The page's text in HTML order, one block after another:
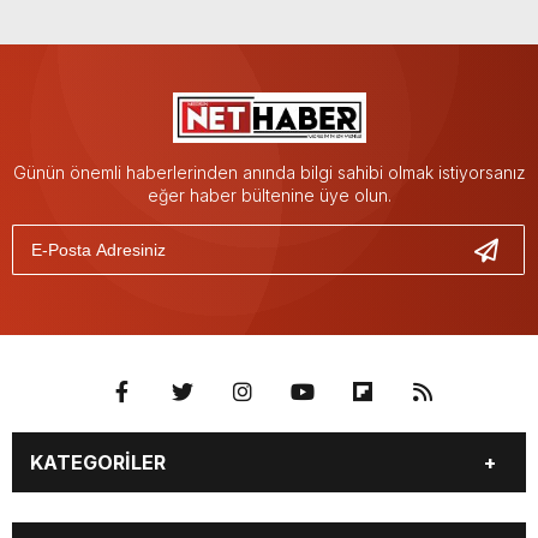
Günün önemli haberlerinden anında bilgi sahibi olmak istiyorsanız
eğer haber bültenine üye olun.
KATEGORİLER
GÜNDEM SİYASET